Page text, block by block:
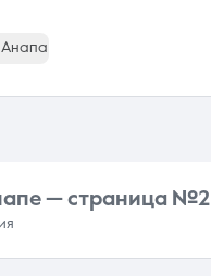
Анапа
— страница №2